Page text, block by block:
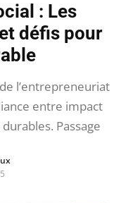
: Les
défis pour
l’entrepreneuriat
entre impact
Passage